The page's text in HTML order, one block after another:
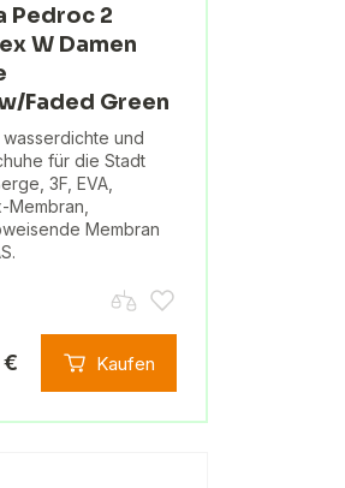
Pedroc 2
W Damen
Faded Green
und
für die Stadt
3F, EVA,
Membran
Kaufen